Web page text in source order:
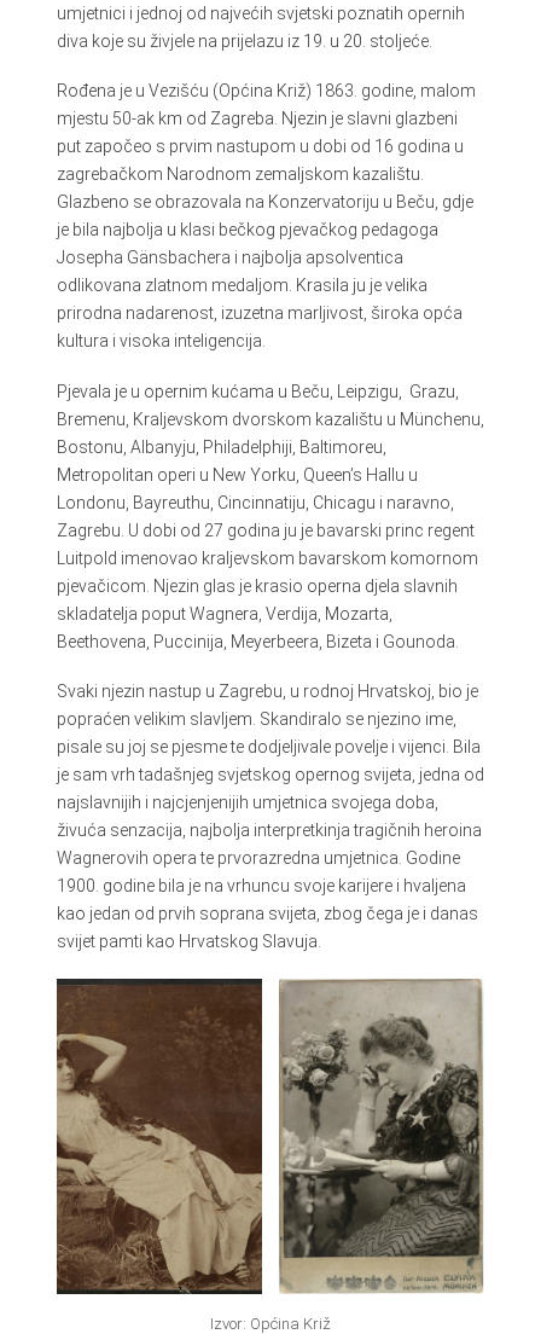
umjetnici i jednoj od najvećih svjetski poznatih opernih
diva koje su živjele na prijelazu iz 19. u 20. stoljeće.
Rođena je u Vezišću (Općina Križ) 1863. godine, malom
mjestu 50-ak km od Zagreba. Njezin je slavni glazbeni
put započeo s prvim nastupom u dobi od 16 godina u
zagrebačkom Narodnom zemaljskom kazalištu.
Glazbeno se obrazovala na Konzervatoriju u Beču, gdje
je bila najbolja u klasi bečkog pjevačkog pedagoga
Josepha Gänsbachera i najbolja apsolventica
odlikovana zlatnom medaljom. Krasila ju je velika
prirodna nadarenost, izuzetna marljivost, široka opća
kultura i visoka inteligencija.
Pjevala je u opernim kućama u Beču, Leipzigu, Grazu,
Bremenu, Kraljevskom dvorskom kazalištu u Münchenu,
Bostonu, Albanyju, Philadelphiji, Baltimoreu,
Metropolitan operi u New Yorku, Queen’s Hallu u
Londonu, Bayreuthu, Cincinnatiju, Chicagu i naravno,
Zagrebu. U dobi od 27 godina ju je bavarski princ regent
Luitpold imenovao kraljevskom bavarskom komornom
pjevačicom. Njezin glas je krasio operna djela slavnih
skladatelja poput Wagnera, Verdija, Mozarta,
Beethovena, Puccinija, Meyerbeera, Bizeta i Gounoda.
Svaki njezin nastup u Zagrebu, u rodnoj Hrvatskoj, bio je
popraćen velikim slavljem. Skandiralo se njezino ime,
pisale su joj se pjesme te dodjeljivale povelje i vijenci. Bila
je sam vrh tadašnjeg svjetskog opernog svijeta, jedna od
najslavnijih i najcjenjenijih umjetnica svojega doba,
živuća senzacija, najbolja interpretkinja tragičnih heroina
Wagnerovih opera te prvorazredna umjetnica. Godine
1900. godine bila je na vrhuncu svoje karijere i hvaljena
kao jedan od prvih soprana svijeta, zbog čega je i danas
svijet pamti kao Hrvatskog Slavuja.
Izvor: Općina Križ